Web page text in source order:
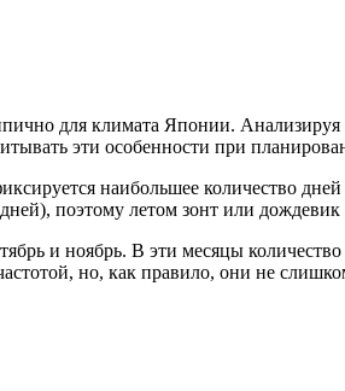
для климата Японии.
эти особенности при
наибольшее количество
поэтому летом зонт или
и ноябрь. В эти месяцы
но, как правило, они не